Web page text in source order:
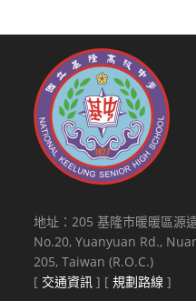
地址：205 基隆市暖暖區源
No.20, Yuanyuan Rd.,
205, Taiwan (R.O.C.)
[ 交通資訊 ] [規劃路線 ]